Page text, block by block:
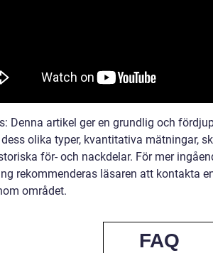
Denna artikel ger en grundlig och
olika typer, kvantitativa mätningar,
för- och nackdelar. För mer
rekommenderas läsaren att kontakta
området.
FAQ